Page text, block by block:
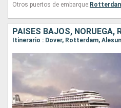
Otros puertos de embarque:
PAISES BAJOS, NORUEGA,